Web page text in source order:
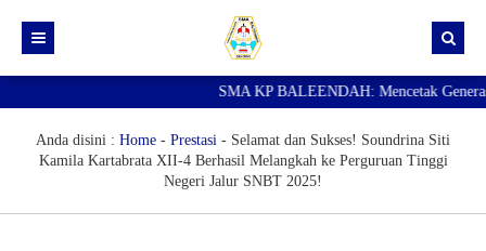
Berita
Portal Siswa
SMA KP BALEENDAH: Mencetak
Anda disini : Home - Prestasi - Selamat dan Sukses! Soundrina Siti
Kamila Kartabrata XII-4 Berhasil Melangkah ke Perguruan Tinggi
Negeri Jalur SNBT 2025!